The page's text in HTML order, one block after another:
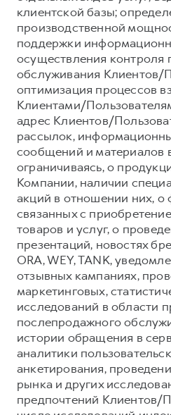
Коллекция CITY
Коллекция Базовая
Коллекция Детская
Коллекция Детская
клиентской базы;
производственной
поддержки
осуществления контроля
обслуживания Клиентов/
оптимизация процессов
Клиентами/
адрес Клиентов/
рассылок,
сообщений и материалов
ограничиваясь, о
Компании, наличии
акций в отношении них, о
связанных с
товаров и услуг, о
презентаций, новостях
ORA, WEY, TANK,
отзывных кампаниях,
маркетинговых,
исследований в области
послепродажного
истории обращения в
аналитики
анкетирования,
рынка и других
предпочтений Клиентов/